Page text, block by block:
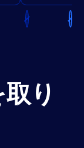
り